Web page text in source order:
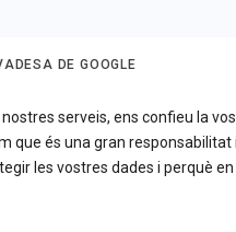
DE GOOGLE
serveis, ens confieu la
que és una gran responsabilitat
les vostres dades i perquè en